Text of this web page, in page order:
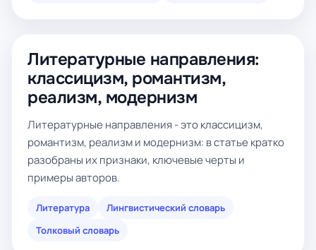
Литературные направления:
классицизм, романтизм,
реализм, модернизм
Литературные направления - это классицизм,
романтизм, реализм и модернизм: в статье кратко
разобраны их признаки, ключевые черты и
примеры авторов.
Литература
Лингвистический словарь
Толковый словарь